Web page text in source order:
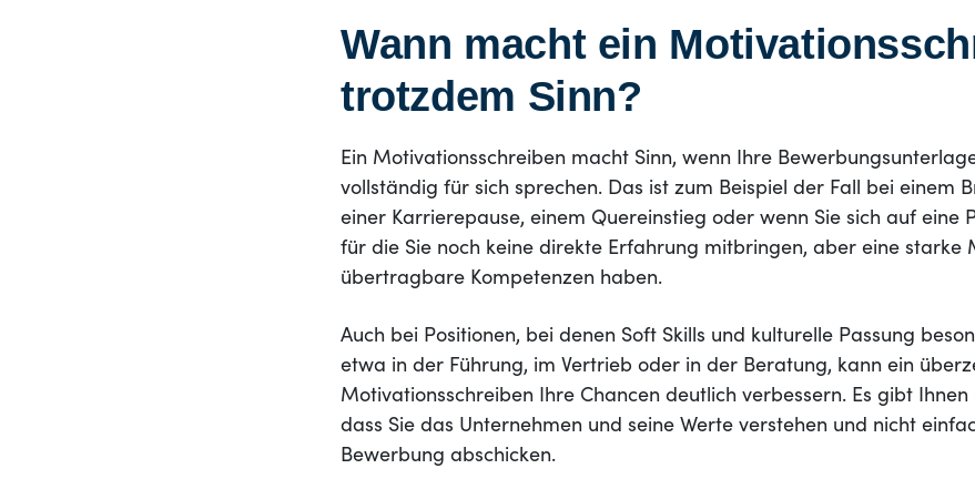
Wann macht ein
trotzdem Sinn?
Ein Motivationsschreiben macht Sinn, wenn Ihre
vollständig für sich sprechen. Das ist zum Beispiel der Fall bei einem
einer Karrierepause, einem Quereinstieg oder wenn Sie sich auf eine
für die Sie noch keine direkte Erfahrung mitbringen, aber eine starke
übertragbare Kompetenzen haben.
Auch bei Positionen, bei denen Soft Skills und kulturelle Passung
etwa in der Führung, im Vertrieb oder in der Beratung, kann ein
Motivationsschreiben Ihre Chancen deutlich verbessern. Es gibt Ihnen
dass Sie das Unternehmen und seine Werte verstehen und nicht
Bewerbung abschicken.